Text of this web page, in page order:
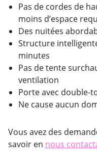
Pas de cordes de
moins d’espace
Des nuitées
Structure
minutes
Pas de tente
ventilation
Porte avec double-
Ne cause aucun
Vous avez des
savoir en nous